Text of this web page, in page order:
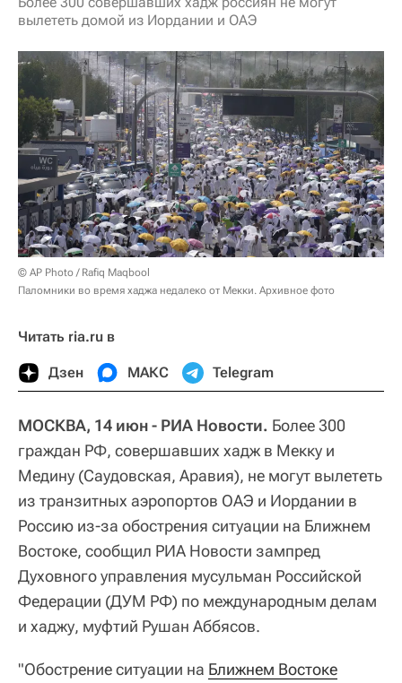
вылететь домой из Иордании и ОАЭ
© AP Photo / Rafiq Maqbool
Паломники во время хаджа недалеко от Мекки. Архивное фото
Читать ria.ru в
Дзен МАКС Telegram
МОСКВА, 14 июн - РИА Новости. Более 300
граждан РФ, совершавших хадж в Мекку и
Медину (Саудовская, Аравия), не могут вылететь
из транзитных аэропортов ОАЭ и Иордании в
Россию из-за обострения ситуации на Ближнем
Востоке, сообщил РИА Новости зампред
Духовного управления мусульман Российской
Федерации (ДУМ РФ) по международным делам
и хаджу, муфтий Рушан Аббясов.
"Обострение ситуации на Ближнем Востоке